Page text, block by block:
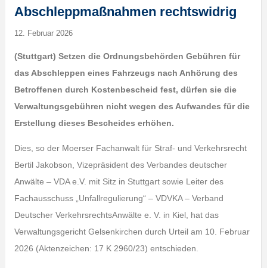
Abschleppmaßnahmen rechtswidrig
12. Februar 2026
(Stuttgart) Setzen die Ordnungsbehörden Gebühren für
das Abschleppen eines Fahrzeugs nach Anhörung des
Betroffenen durch Kostenbescheid fest, dürfen sie die
Verwaltungsgebühren nicht wegen des Aufwandes für die
Erstellung dieses Bescheides erhöhen.
Dies, so der Moerser Fachanwalt für Straf- und Verkehrsrecht
Bertil Jakobson, Vizepräsident des Verbandes deutscher
Anwälte – VDA e.V. mit Sitz in Stuttgart sowie Leiter des
Fachausschuss „Unfallregulierung“ – VDVKA – Verband
Deutscher VerkehrsrechtsAnwälte e. V. in Kiel, hat das
Verwaltungsgericht Gelsenkirchen durch Urteil am 10. Februar
2026 (Aktenzeichen: 17 K 2960/23) entschieden.